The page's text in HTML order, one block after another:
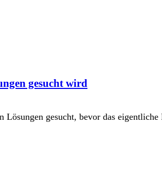
gesucht wird
gesucht, bevor das